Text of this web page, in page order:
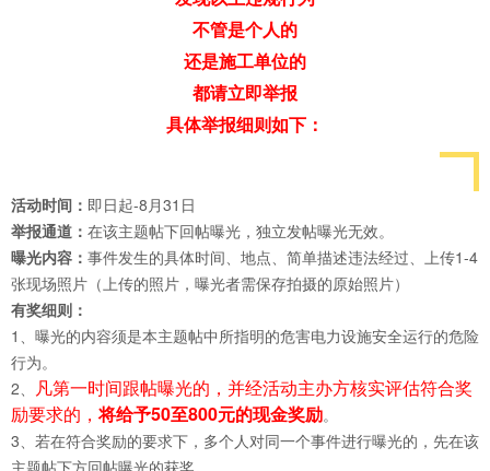
不管是个人的
还是施工单位的
都请立即举报
具体举报细则如下：
活动时间： 即日起-8月31日
举报通道： 在该主题帖下回帖曝光，独立发帖曝光无效。
曝光内容： 事件发生的具体时间、地点、简单描述违法经过、上传1-4
张现场照片（上传的照片，曝光者需保存拍摄的原始照片）
有奖细则：
1、曝光的内容须是本主题帖中所指明的危害电力设施安全运行的危险
行为。
2、 凡第一时间跟帖曝光的，并经活动主办方核实评估符合奖
励要求的，将给予50至800元的现金奖励。
3、若在符合奖励的要求下，多个人对同一个事件进行曝光的，先在该
主题帖下方回帖曝光的获奖。